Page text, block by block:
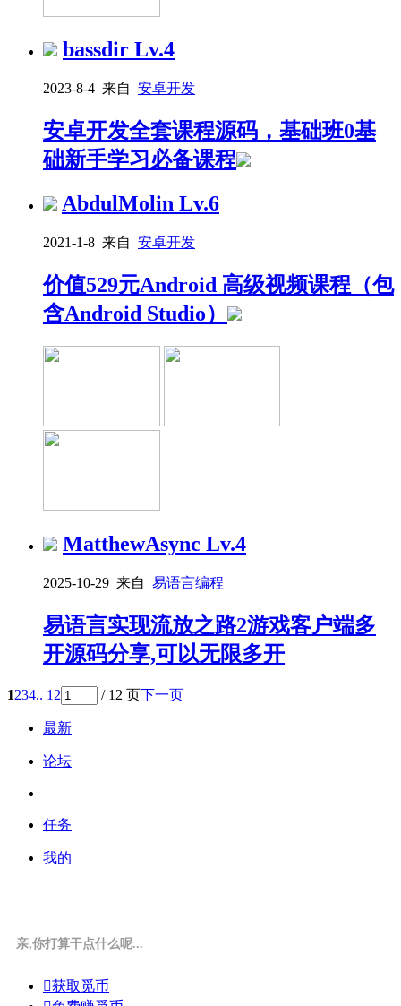
bassdir Lv.4
2023-8-4 来自 安卓开发
安卓开发全套课程源码，基础班0基
础新手学习必备课程
AbdulMolin Lv.6
2021-1-8 来自 安卓开发
价值529元Android 高级视频课程（包
含Android Studio）
MatthewAsync Lv.4
2025-10-29 来自 易语言编程
易语言实现流放之路2游戏客户端多
开源码分享,可以无限多开
1234.. 12 / 12 页下一页
最新
论坛
任务
我的
亲,你打算干点什么呢...
获取觅币